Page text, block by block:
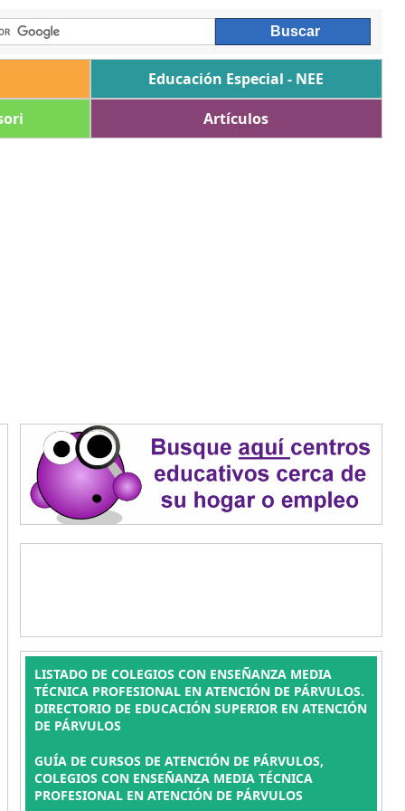
Educación Especial - NEE
Artículos
LISTADO DE COLEGIOS CON ENSEÑANZA MEDIA
TÉCNICA PROFESIONAL EN ATENCIÓN DE PÁRVULOS.
DIRECTORIO DE EDUCACIÓN SUPERIOR EN ATENCIÓN
DE PÁRVULOS
GUÍA DE CURSOS DE ATENCIÓN DE PÁRVULOS,
COLEGIOS CON ENSEÑANZA MEDIA TÉCNICA
PROFESIONAL EN ATENCIÓN DE PÁRVULOS